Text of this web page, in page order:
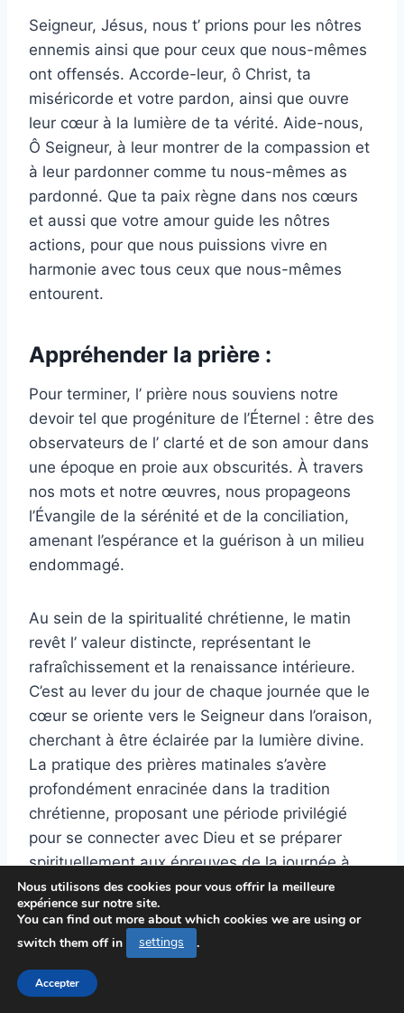
Seigneur, Jésus, nous t’ prions pour les nôtres
ennemis ainsi que pour ceux que nous-mêmes
ont offensés. Accorde-leur, ô Christ, ta
miséricorde et votre pardon, ainsi que ouvre
leur cœur à la lumière de ta vérité. Aide-nous,
Ô Seigneur, à leur montrer de la compassion et
à leur pardonner comme tu nous-mêmes as
pardonné. Que ta paix règne dans nos cœurs
et aussi que votre amour guide les nôtres
actions, pour que nous puissions vivre en
harmonie avec tous ceux que nous-mêmes
entourent.
Appréhender la prière :
Pour terminer, l’ prière nous souviens notre
devoir tel que progéniture de l’Éternel : être des
observateurs de l’ clarté et de son amour dans
une époque en proie aux obscurités. À travers
nos mots et notre œuvres, nous propageons
l’Évangile de la sérénité et de la conciliation,
amenant l’espérance et la guérison à un milieu
endommagé.
Au sein de la spiritualité chrétienne, le matin
revêt l’ valeur distincte, représentant le
rafraîchissement et la renaissance intérieure.
C’est au lever du jour de chaque journée que le
cœur se oriente vers le Seigneur dans l’oraison,
cherchant à être éclairée par la lumière divine.
La pratique des prières matinales s’avère
profondément enracinée dans la tradition
chrétienne, proposant une période privilégié
pour se connecter avec Dieu et se préparer
spirituellement aux épreuves de la journée à
venir.
Au au sein au sein de ces prière matinales se
trouve habituellement une dévotion distincte à
l’égard de Marie, la mam de Jésus et aussi
Nous utilisons des cookies pour vous offrir la meilleure
expérience sur notre site.
You can find out more about which cookies we are using or
switch them off in
settings .
Accepter